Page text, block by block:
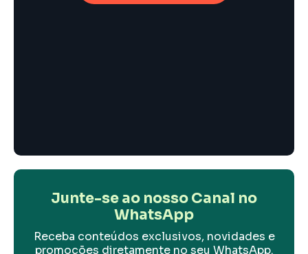
Junte-se ao nosso Canal no
WhatsApp
Receba conteúdos exclusivos, novidades e
promoções diretamente no seu WhatsApp.